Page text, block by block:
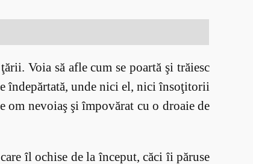
Voia să afle cum se poartă şi trăiesc
îndepărtată, unde nici el, nici însoţitorii
om nevoiaş şi împovărat cu o droaie de
îl ochise de la început, căci îi păruse